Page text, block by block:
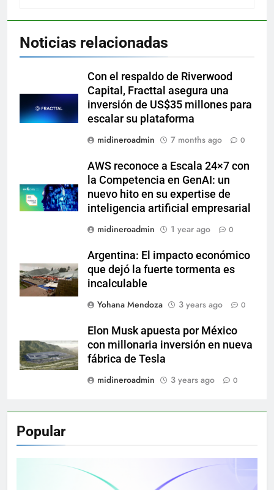
Noticias relacionadas
Con el respaldo de Riverwood
Capital, Fracttal asegura una
inversión de US$35 millones para
escalar su plataforma
midineroadmin
7 months ago 0
AWS reconoce a Escala 24×7 con
la Competencia en GenAI: un
nuevo hito en su expertise de
inteligencia artificial empresarial
midineroadmin
1 year ago 0
Argentina: El impacto económico
que dejó la fuerte tormenta es
incalculable
Yohana Mendoza
3 years ago 0
Elon Musk apuesta por México
con millonaria inversión en nueva
fábrica de Tesla
midineroadmin
3 years ago 0
Popular